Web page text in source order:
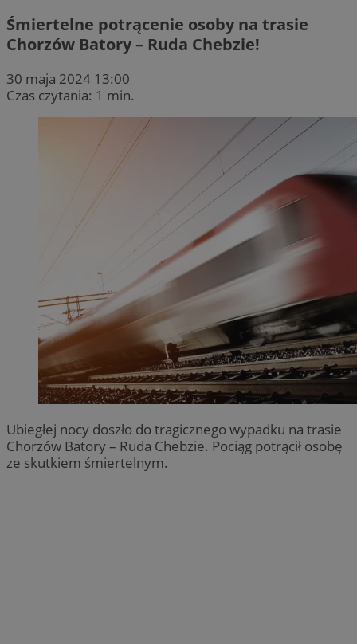
Śmiertelne potrącenie osoby na trasie
Chorzów Batory – Ruda Chebzie!
30 maja 2024 13:00
Czas czytania: 1 min.
Ubiegłej nocy doszło do tragicznego wypadku na trasie
Chorzów Batory – Ruda Chebzie. Pociąg potrącił osobę
ze skutkiem śmiertelnym.